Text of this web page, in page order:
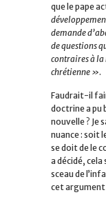
que le pape
demande
de questions
contraires à la
chrétienne ».
Faudrait-il
doctrine a pu
nouvelle ? Je
nuance : soit
se doit de le
a décidé,
sceau de
cet